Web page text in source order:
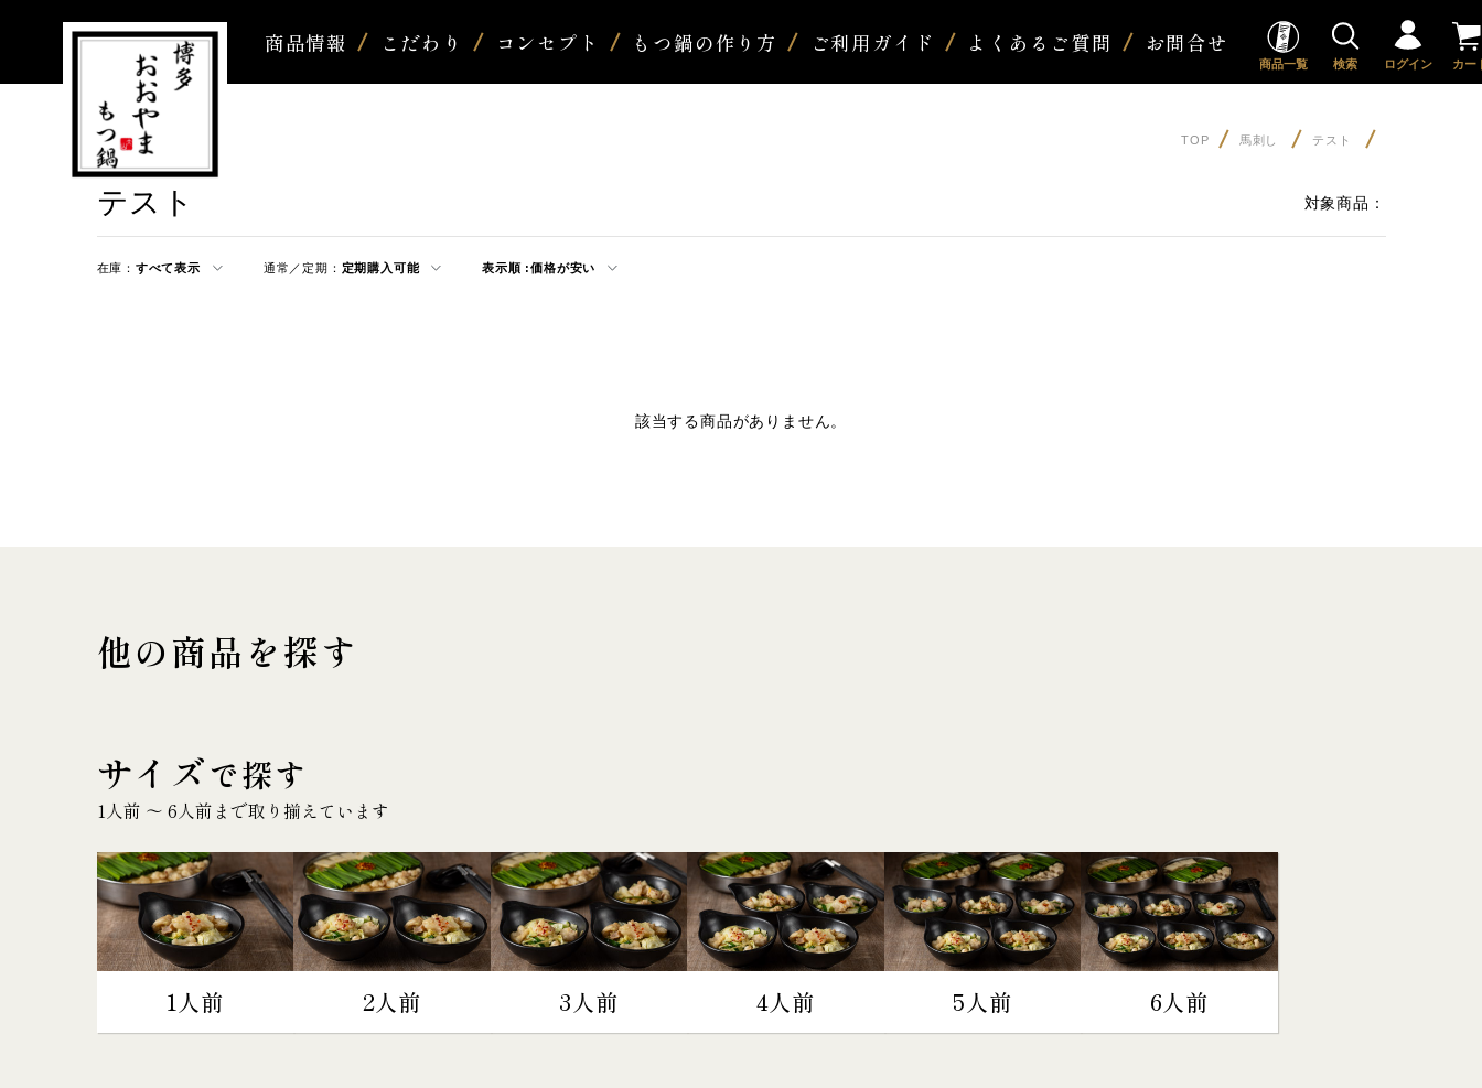
商品情報 こだわり コンセプト もつ鍋の作り方 ご利用ガイド よくあるご質問 お問合せ
商品一覧 検索 ログイン カー
TOP 馬刺し テスト
テスト 対象商品：
在庫： すべて表示 通常／定期： 定期購入可能 表示順 :価格が安い
該当する商品がありません。
他の商品を探す
サイズで探す
1人前 〜 6人前まで取り揃えています
1人前 2人前 3人前 4人前 5人前 6人前